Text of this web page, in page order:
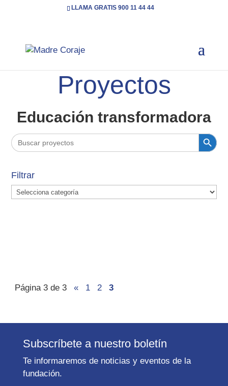
LLAMA GRATIS 900 11 44 44
Inicio
Page 3 )
Proyectos
Educación transformadora
Buscar: Botón de búsqueda
Filtrar
Filtrar
Página 3 de 3 « 1 2 3
Subscríbete a nuestro boletín
Te informaremos de noticias y eventos de la
fundación.